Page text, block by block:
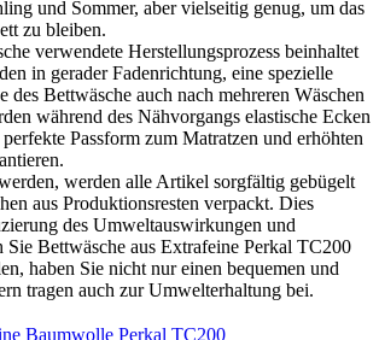
und Sommer, aber vielseitig genug, um das
zu bleiben.
verwendete Herstellungsprozess beinhaltet
in gerader Fadenrichtung, eine spezielle
des Bettwäsche auch nach mehreren Wäschen
während des Nähvorgangs elastische Ecken
Passform zum Matratzen und erhöhten
werden alle Artikel sorgfältig gebügelt
aus Produktionsresten verpackt. Dies
des Umweltauswirkungen und
Bettwäsche aus Extrafeine Perkal TC200
haben Sie nicht nur einen bequemen und
tragen auch zur Umwelterhaltung bei.
Baumwolle Perkal TC200